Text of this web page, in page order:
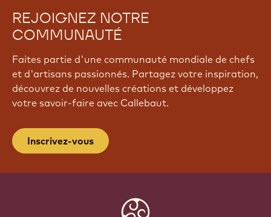
REJOIGNEZ NOTRE
COMMUNAUTÉ
Faites partie d'une communauté mondiale de chefs
et d'artisans passionnés. Partagez votre inspiration,
découvrez de nouvelles créations et développez
votre savoir-faire avec Callebaut.
Inscrivez-vous